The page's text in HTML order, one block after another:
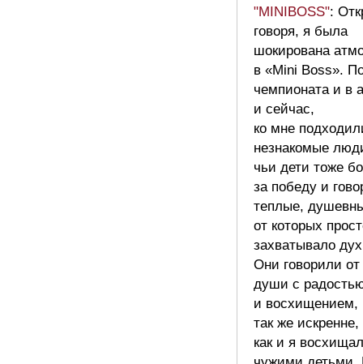
"MINIBOSS":
говоря, я была
шокирована
в «Mini Boss».
чемпионата и в
и сейчас,
ко мне
незнакомые
чьи дети тоже
за победу и
теплые,
от которых
захватывало
Они говорили от
души с
и восхищением,
так же искренне,
как и я